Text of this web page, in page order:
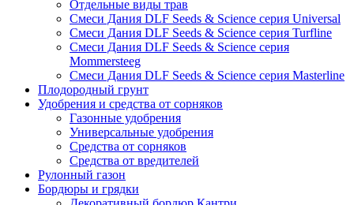
Отдельные виды трав
Смеси Дания DLF Seeds & Sciеnce серия Universal
Смеси Дания DLF Seeds & Sciеnce серия Turfline
Смеси Дания DLF Seeds & Sciеnce серия
Mommersteeg
Смеси Дания DLF Seeds & Sciеnce серия Masterline
Плодородный грунт
Удобрения и средства от сорняков
Газонные удобрения
Универсальные удобрения
Средства от сорняков
Средства от вредителей
Рулонный газон
Бордюры и грядки